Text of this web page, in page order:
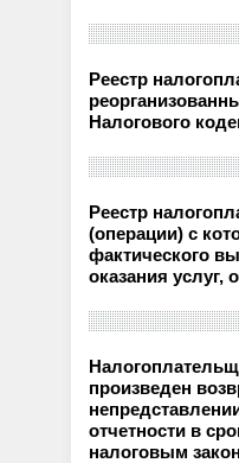
Реестр
Налогового
Реестр
(операции) с
фактического
оказания услуг,
произведен
отчетности в
налоговым